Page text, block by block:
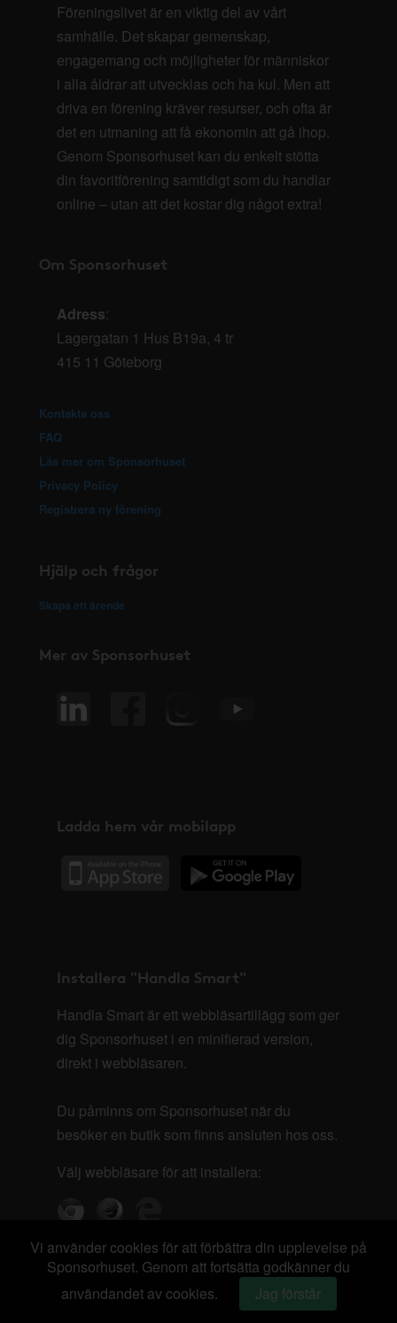
Föreningslivet är en viktig del av vårt
samhälle. Det skapar gemenskap,
engagemang och möjligheter för människor
i alla åldrar att utvecklas och ha kul. Men att
driva en förening kräver resurser, och ofta är
det en utmaning att få ekonomin att gå ihop.
Genom Sponsorhuset kan du enkelt stötta
din favoritförening samtidigt som du handlar
online – utan att det kostar dig något extra!
Om Sponsorhuset
Adress:
Lagergatan 1 Hus B19a, 4 tr
415 11 Göteborg
Kontakta oss
FAQ
Läs mer om Sponsorhuset
Privacy Policy
Registrera ny förening
Hjälp och frågor
Skapa ett ärende
Mer av Sponsorhuset
Ladda hem vår mobilapp
Installera "Handla Smart"
Handla Smart är ett webbläsartillägg som ger
dig Sponsorhuset i en minifierad version,
direkt i webbläsaren.
Du påminns om Sponsorhuset när du
besöker en butik som finns ansluten hos oss.
Välj webbläsare för att installera:
Vi använder cookies för att förbättra din upplevelse på
Sponsorhuset. Genom att fortsätta godkänner du
användandet av cookies.
Jag förstår